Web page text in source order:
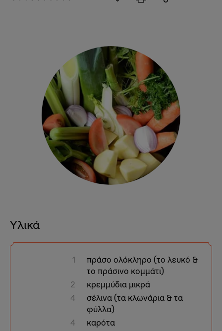
Υλικά
1
πράσo ολόκληρο (το λευκό &
το πράσινο κομμάτι)
2
κρεμμύδια μικρά
4
σέλινα (τα κλωνάρια & τα
φύλλα)
4
καρότα